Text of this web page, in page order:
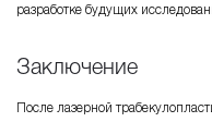
разработке будущих
Заключение
После лазерной